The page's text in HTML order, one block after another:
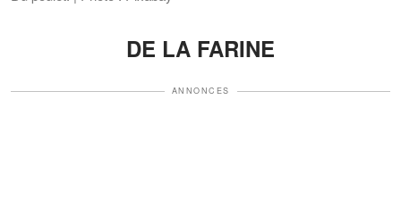
DE LA FARINE
ANNONCES